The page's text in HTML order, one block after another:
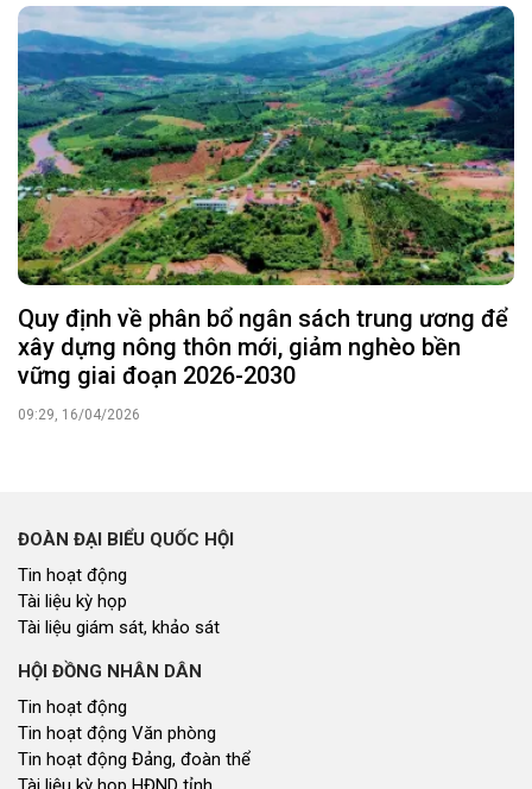
ĐOÀN ĐẠI BIỂU QUỐC HỘI
Tin hoạt động
Tài liệu kỳ họp
Tài liệu giám sát, khảo sát
HỘI ĐỒNG NHÂN DÂN
Tin hoạt động
Tin hoạt động Văn phòng
Tin hoạt động Đảng, đoàn thể
Tài liệu kỳ họp HĐND tỉnh
Tài liệu giám sát, khảo sát
Nghị quyết của HĐND tỉnh
Tiếng nói và hành động từ cấp xã
CỬ TRI QUAN TÂM
Kiến nghị của cử tri với Đoàn ĐBQH tỉnh
Kiến nghị của cử tri với HĐND tỉnh
Thông báo chuyển đơn
Văn bản tổng hợp trả lời KNCT
Chủ trương, chính sách mới
GÓP Ý XÂY DỰNG CHÍNH SÁCH, PHÁP LUẬT